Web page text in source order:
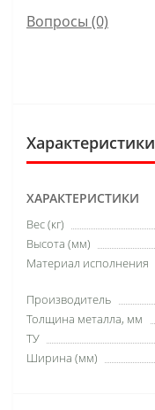
Вопросы (0)
Характеристики
ХАРАКТЕРИСТИКИ
Вес (кг)
Высота (мм)
Материал исполнения
Производитель
Толщина металла, мм
ТУ
Ширина (мм)